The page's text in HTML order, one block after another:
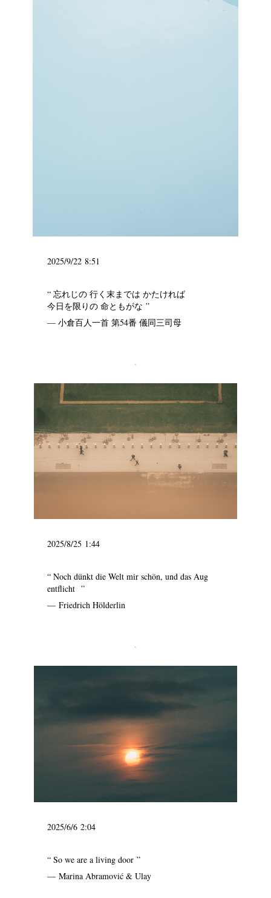
2025/9/22 8:51
“ 忘れじの 行く末までは かたければ
今日を限りの 命ともがな ”
— 小倉百人一首 第54番 儀同三司母
.
2025/8/25 1:44
“ Noch dünkt die Welt mir schön, und das Aug
entflicht ”
— Friedrich Hölderlin
.
2025/6/6 2:04
“ So we are a living door ”
— Marina Abramović & Ulay